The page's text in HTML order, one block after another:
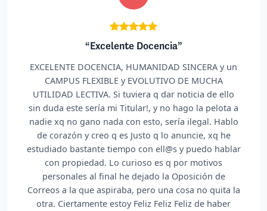
HUMANIDAD SINCERA y un
y EVOLUTIVO DE MUCHA
Si tuviera q dar noticia de ello
mi Titular!, y no hago la pelota a
con esto, sería ilegal. Hablo
q es Justo q lo anuncie, xq he
con ell@s y puedo hablar
Lo curioso es q por motivos
he dejado la Oposición de
pero una cosa no quita la
estoy Feliz Feliz Feliz de haber
Desde el principio
informada por el
y variedad de test
a la hora de impartir
para la oposición
que nos echaron
momento dado.
centro y del